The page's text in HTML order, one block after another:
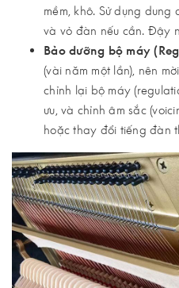
mềm, khô. Sử dụng
và vỏ đàn nếu cần. Đậy
Bảo dưỡng bộ máy
(vài năm một lần), nên
chỉnh lại bộ máy
ưu, và chỉnh âm sắc
hoặc thay đổi tiếng đàn